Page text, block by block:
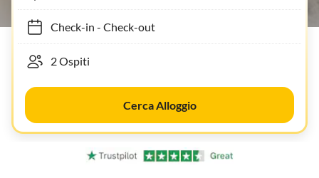
Check-in- Check-out
Cerca Alloggio